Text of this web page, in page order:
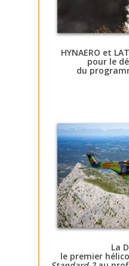
HYNAERO et
pour le
du
La
le premier